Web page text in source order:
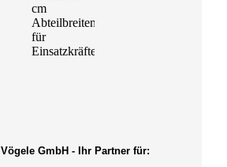
Vögele GmbH - Ihr Partner für: